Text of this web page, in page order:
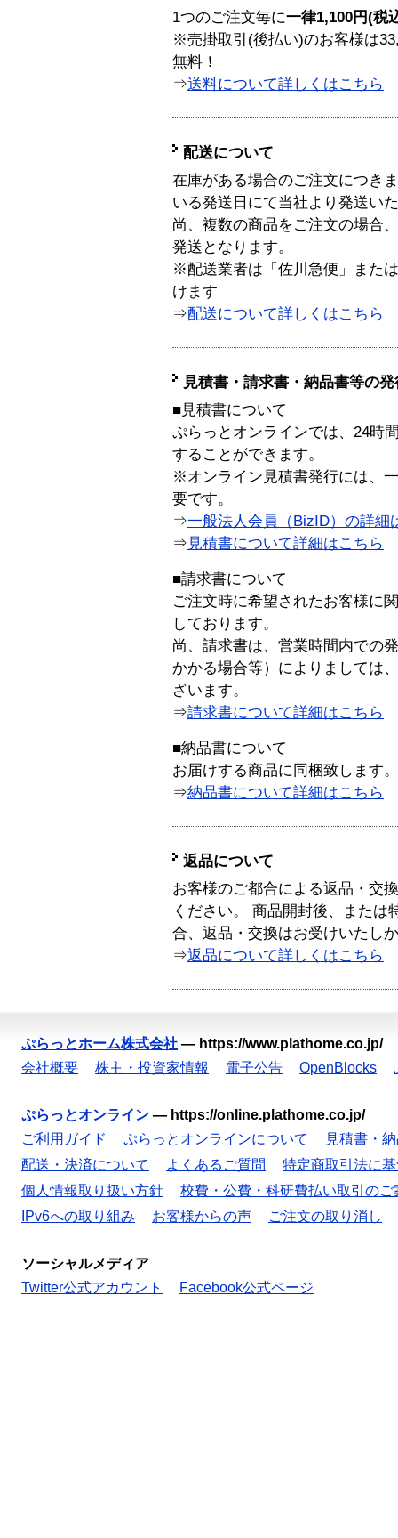
1つのご注文毎に一律1,100円(税
※売掛取引(後払い)のお客様は
無料！
⇒送料について詳しくはこちら
配送について
在庫がある場合のご注文につき
いる発送日にて当社より発送い
尚、複数の商品をご注文の場合
発送となります。
※配送業者は「佐川急便」また
けます
⇒配送について詳しくはこちら
見積書・請求書・納品書等の
■見積書について
ぷらっとオンラインでは、24時
することができます。
※オンライン見積書発行には、
要です。
⇒一般法人会員（BizID）の詳細
⇒ 見積書について詳細はこちら
■請求書について
ご注文時に希望されたお客様に
しております。
尚、請求書は、営業時間内での
かかる場合等）によりましては
ざいます。
⇒請求書について詳細はこちら
■納品書について
お届けする商品に同梱致します。
⇒納品書について詳細はこちら
返品について
お客様のご都合による返品・交
ください。 商品開封後、または
合、返品・交換はお受けいたし
⇒返品について詳しくはこちら
ぷらっとホーム株式会社 — https://www.plathome.co.jp/
会社概要
株主・投資家情報 電子公告 OpenBlocks
ぷらっとオンライン — https://online.plathome.co.jp/
ご利用ガイド
ぷらっとオンラインについて
見積書・
配送・決済について
よくあるご質問
特定商取引法に
個人情報取り扱い方針
校費・公費・科研費払い取引のご
IPv6への取り組み
お客様からの声 ご注文の取り消し
ソーシャルメディア
Twitter公式アカウント
Facebook公式ページ